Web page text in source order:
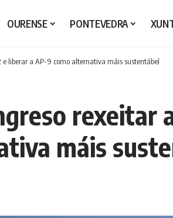
OURENSE PONTEVEDRA
e liberar a AP-9 como alternativa máis sustentábel
máis